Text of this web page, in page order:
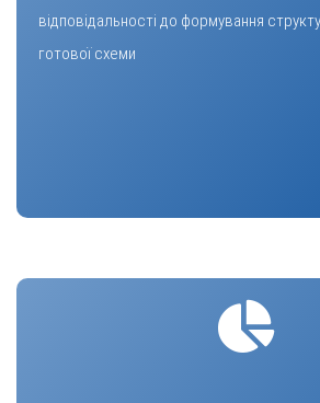
відповідальності до формування
готової схеми